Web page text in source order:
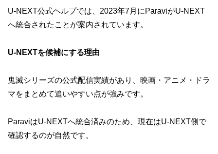
U-NEXT公式ヘルプでは、2023年7月にParaviがU-NEXT
へ統合されたことが案内されています。
U-NEXTを候補にする理由
鬼滅シリーズの公式配信実績があり、映画・アニメ・ドラ
マをまとめて追いやすい点が強みです。
ParaviはU-NEXTへ統合済みのため、現在はU-NEXT側で
確認するのが自然です。